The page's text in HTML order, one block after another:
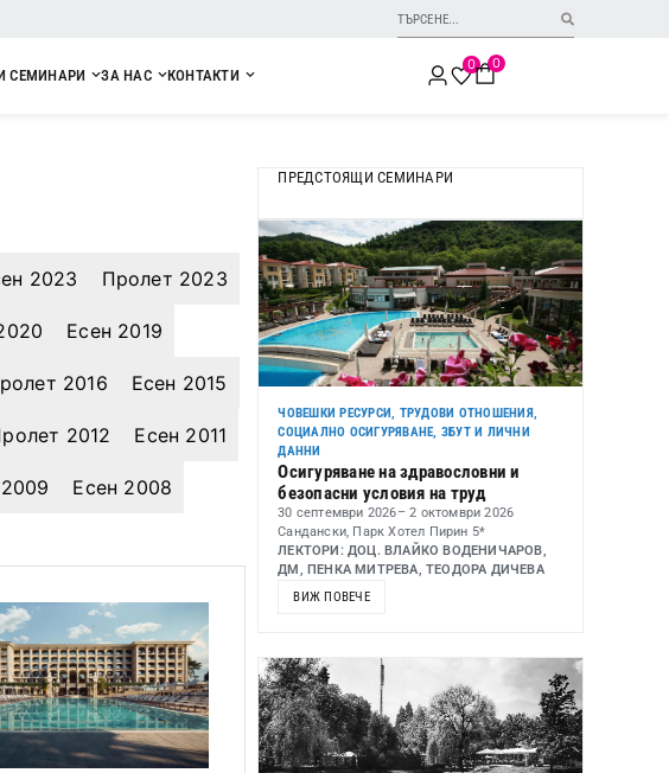
СЕМИНАРИ ЗА НАС КОНТАКТИ
0 0
2023 Пролет 2023
Есен 2019
2016 Есен 2015
2012 Есен 2011
Есен 2008
ПРЕДСТОЯЩИ СЕМИНАРИ
ЧОВЕШКИ РЕСУРСИ, ТРУДОВИ ОТНОШЕНИЯ,
СОЦИАЛНО ОСИГУРЯВАНЕ, ЗБУТ И ЛИЧНИ
ДАННИ
Осигуряване на здравословни и
безопасни условия на труд
30 септември 2026– 2 октомври 2026
Сандански, Парк Хотел Пирин 5*
ЛЕКТОРИ: ДОЦ. ВЛАЙКО ВОДЕНИЧАРОВ,
ДМ, ПЕНКА МИТРЕВА, ТЕОДОРА ДИЧЕВА
ВИЖ ПОВЕЧЕ